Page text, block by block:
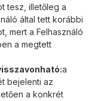
tesz, illetőleg a
által tett korábbi
mert a Felhasználó
a megtett
a
bejelenti az
a konkrét